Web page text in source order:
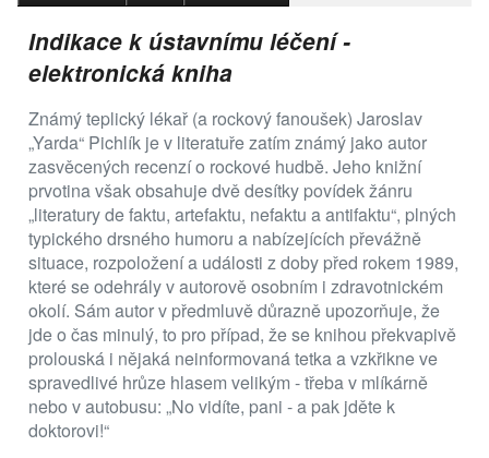
Indikace k ústavnímu léčení -
elektronická kniha
Známý teplický lékař (a rockový fanoušek) Jaroslav
„Yarda“ Pichlík je v literatuře zatím známý jako autor
zasvěcených recenzí o rockové hudbě. Jeho knižní
prvotina však obsahuje dvě desítky povídek žánru
„literatury de faktu, artefaktu, nefaktu a antifaktu“, plných
typického drsného humoru a nabízejících převážně
situace, rozpoložení a události z doby před rokem 1989,
které se odehrály v autorově osobním i zdravotnickém
okolí. Sám autor v předmluvě důrazně upozorňuje, že
jde o čas minulý, to pro případ, že se knihou překvapivě
prolouská i nějaká neinformovaná tetka a vzkřikne ve
spravedlivé hrůze hlasem velikým - třeba v mlíkárně
nebo v autobusu: „No vidíte, pani - a pak jděte k
doktorovi!“